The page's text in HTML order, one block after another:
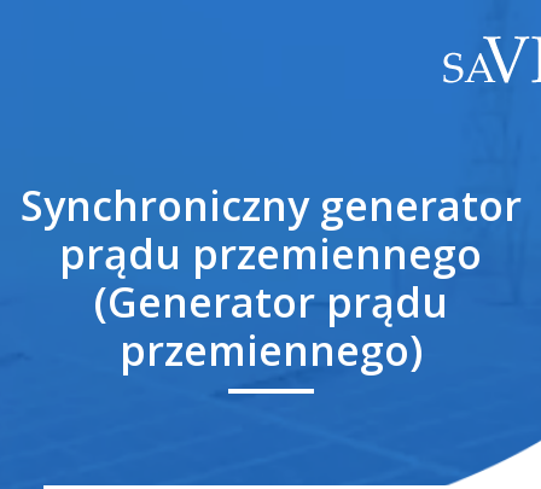
Synchroniczny generator
prądu przemiennego
(Generator prądu
przemiennego)